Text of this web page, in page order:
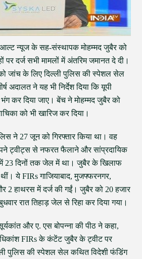
आल्ट न्यूज के सह-संस्थापक मोहम्मद जुबैर को
दर्ज सभी मामलों में अंतरिम जमानत दे दी।
जांच के लिए दिल्ली पुलिस की स्पेशल सेल
अदालत ने यह भी निर्देश दिया कि यूपी
भंग कर दिया जाए। बेंच ने मोहम्मद जुबैर को
को भी खारिज कर दिया।
ने 27 जून को गिरफ्तार किया था। वह
ट्वीट्स से नफरत फैलाने और सांप्रदायिक
23 दिनों तक जेल में था। जुबैर के खिलाफ
ये FIRs गाजियाबाद, मुजफ्फरनगर,
2 हाथरस में दर्ज की गईं। जुबैर को 20 हजार
रात तिहाड़ जेल से रिहा कर दिया गया।
और ए. एस बोपन्ना की पीठ ने कहा,
FIRs के कंटेंट जुबैर के ट्वीट पर
पुलिस की स्पेशल सेल कथित विदेशी फंडिंग